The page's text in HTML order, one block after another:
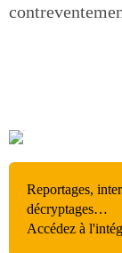
Reportages,
décryptages…
Accédez à